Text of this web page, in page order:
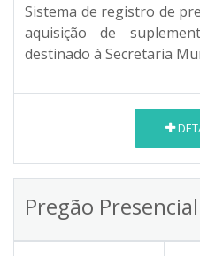
Sistema de registro de
aquisição de
destinado à Secretaria
Pregão